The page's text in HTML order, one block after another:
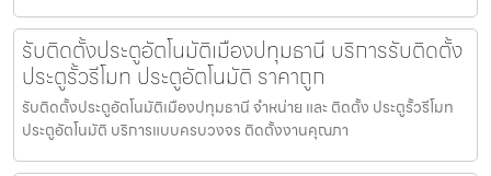
รับติดตั้งประตูอัตโนมัติเมืองปทุมธานี บริการรับติดตั้ง
ประตูรั้วรีโมท ประตูอัตโนมัติ ราคาถูก
รับติดตั้งประตูอัตโนมัติเมืองปทุมธานี จำหน่าย และ ติดตั้ง ประตูรั้วรีโมท
ประตูอัตโนมัติ บริการแบบครบวงจร ติดตั้งงานคุณภา